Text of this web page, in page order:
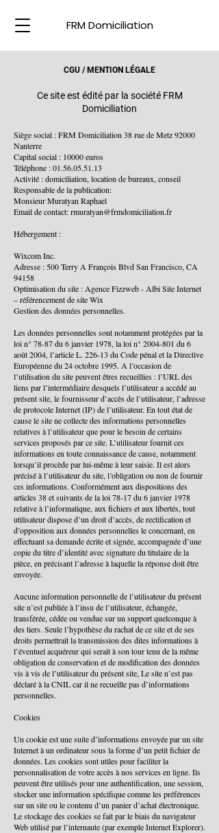
FRM Domiciliation
CGU / MENTION LÉGALE
Ce site est édité par la société FRM
Domiciliation
Siège social : FRM Domiciliation 38 rue de Metz 92000
Nanterre
Capital social : 10000 euros
Téléphone : 01.56.05.51.13
Activité : domiciliation, location de bureaux, conseil
Responsable de la publication:
Monsieur Muratyan Raphael
Email de contact: rmuratyan@frmdomiciliation.fr
Hébergement :
Wixcom Inc.
Adresse : 500 Terry A François Blvd San Francisco, CA
94158
Optimisation du site : Agence Fizzweb - Albi Site Internet
– référencement de site Wix
Gestion des données personnelles.
Les données personnelles sont notamment protégées par la
loi n° 78-87 du 6 janvier 1978, la loi n° 2004-801 du 6
août 2004, l’article L. 226-13 du Code pénal et la Directive
Européenne du 24 octobre 1995. A l’occasion de
l’utilisation du site peuvent êtres recueillies : l’URL des
liens par l’intermédiaire desquels l’utilisateur a accédé au
présent site, le fournisseur d’accès de l’utilisateur, l’adresse
de protocole Internet (IP) de l’utilisateur. En tout état de
cause le site ne collecte des informations personnelles
relatives à l’utilisateur que pour le besoin de certains
services proposés par ce site. L’utilisateur fournit ces
informations en toute connaissance de cause, notamment
lorsqu’il procède par lui-même à leur saisie. Il est alors
précisé à l’utilisateur du site, l’obligation ou non de fournir
ces informations. Conformément aux dispositions des
articles 38 et suivants de la loi 78-17 du 6 janvier 1978
relative à l’informatique, aux fichiers et aux libertés, tout
utilisateur dispose d’un droit d’accès, de rectification et
d’opposition aux données personnelles le concernant, en
effectuant sa demande écrite et signée, accompagnée d’une
copie du titre d’identité avec signature du titulaire de la
pièce, en précisant l’adresse à laquelle la réponse doit être
envoyée.
Aucune information personnelle de l’utilisateur du présent
site n’est publiée à l’insu de l’utilisateur, échangée,
transférée, cédée ou vendue sur un support quelconque à
des tiers. Seule l’hypothèse du rachat de ce site et de ses
droits permettrait la transmission des dites informations à
l’éventuel acquéreur qui serait à son tour tenu de la même
obligation de conservation et de modification des données
vis à vis de l’utilisateur du présent site, Le site n’est pas
déclaré à la CNIL car il ne recueille pas d’informations
personnelles.
Cookies
Un cookie est une suite d’informations envoyée par un site
Internet à un ordinateur sous la forme d’un petit fichier de
données. Les cookies sont utiles pour faciliter la
personnalisation de votre accès à nos services en ligne. Ils
peuvent être utilisés pour une authentification, une session,
stocker une information spécifique comme les préférences
sur un site ou le contenu d’un panier d’achat électronique.
Le stockage des cookies se fait par le biais du navigateur
Web utilisé par l’internaute (par exemple Internet Explorer).